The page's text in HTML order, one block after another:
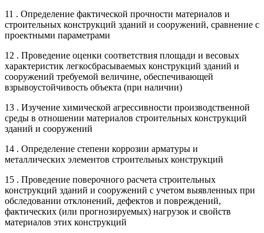
11 . Определение фактической прочности материалов и
строительных конструкций зданий и сооружений, сравнение с
проектными параметрами
12 . Проведение оценки соответствия площади и весовых
характеристик легкосбрасываемых конструкций зданий и
сооружений требуемой величине, обеспечивающей
взрывоустойчивость объекта (при наличии)
13 . Изучение химической агрессивности производственной
среды в отношении материалов строительных конструкций
зданий и сооружений
14 . Определение степени коррозии арматуры и
металлических элементов строительных конструкций
15 . Проведение поверочного расчета строительных
конструкций зданий и сооружений с учетом выявленных при
обследовании отклонений, дефектов и повреждений,
фактических (или прогнозируемых) нагрузок и свойств
материалов этих конструкций